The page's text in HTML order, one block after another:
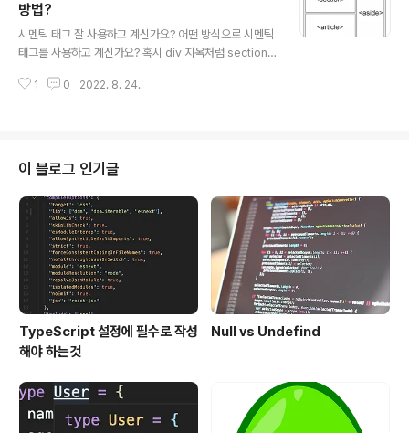
x create-react-app --template cra-template-p
wa 먼저 index.js 파일에서 serviceWorkerRegistrat
ion.register(); 를 실행해줍니다. serviceWorkerRegi
on.re..
방법?
시멘틱 태그 잘 사용하고 계신가요? 어떤 방식으로 시멘틱
태그를 사용하고 계신가요? 혹시 div 지옥처럼 section,
아름답고 보기 좋게 만들 순 없을까? 우리가 웹개발을 시작
다. ) 새로운 프로젝트에게 건네는 첫인사처럼, 새로운 마음
으로 인사를 하는곳이 바로 HTML이라는 뜻입니다. 어떤
일이든 첫 단추가 잘 채워져야 마지막 단추도 잘 채울수 있
듯이 HTML이 아름답게 작성 되어야 CSS, JavaScript
또한 아름답고 보기 좋게 작성 할 수 있는것 같습니다...
1 0 2022. 8. 24.
이 블로그 인기글
TypeScript 설정에 필수로 작성
해야 하는것
Null vs Undefind